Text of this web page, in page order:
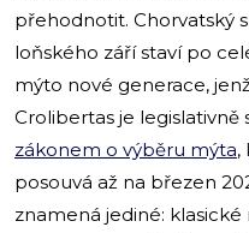
přehodnotit. Chorvatský
loňského září staví po
mýto nové generace,
Crolibertas je legislativně
zákonem o výběru mýta,
posouvá až na březen
znamená jediné: